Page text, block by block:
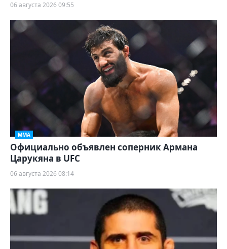
06 августа 2026 09:55
ММА
Официально объявлен соперник Армана
Царукяна в UFC
06 августа 2026 08:14